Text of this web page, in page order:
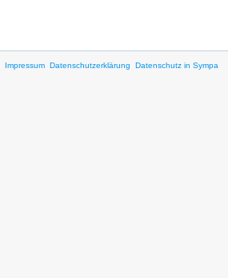
Impressum Datenschutzerklärung Datenschutz in Sympa